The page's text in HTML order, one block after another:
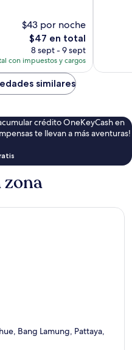
$43 por noche
El
precio
actual
es
de
$47
$47 en total
8 sept - 9 sept
con impuestos y cargos
similares
crédito OneKeyCash en
te llevan a más aventuras!
zona
Bang Lamung, Pattaya,